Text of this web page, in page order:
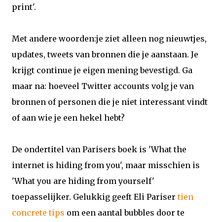
print'.
Met andere woorden:je ziet alleen nog nieuwtjes,
updates, tweets van bronnen die je aanstaan. Je
krijgt continue je eigen mening bevestigd. Ga
maar na: hoeveel Twitter accounts volg je van
bronnen of personen die je niet interessant vindt
of aan wie je een hekel hebt?
De ondertitel van Parisers boek is 'What the
internet is hiding from you', maar misschien is
'What you are hiding from yourself'
toepasselijker. Gelukkig geeft Eli Parisertien
concrete tips om een aantal bubbles door te